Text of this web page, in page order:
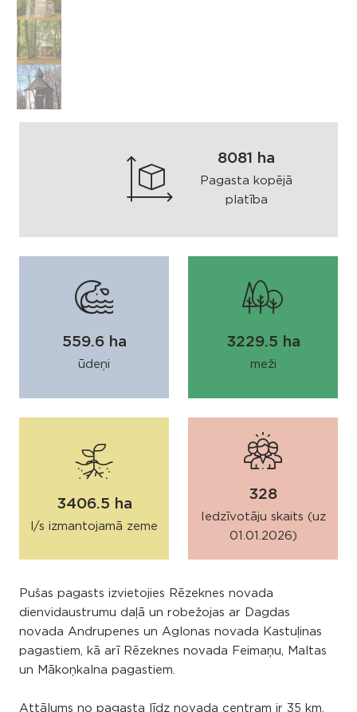
8081 ha
Pagasta kopējā
platība
559.6 ha
ūdeņi
3229.5 ha
meži
3406.5 ha
l/s izmantojamā zeme
328
Iedzīvotāju skaits (uz
01.01.2026)
Pušas pagasts izvietojies Rēzeknes novada
dienvidaustrumu daļā un robežojas ar Dagdas
novada Andrupenes un Aglonas novada Kastuļinas
pagastiem, kā arī Rēzeknes novada Feimaņu, Maltas
un Mākoņkalna pagastiem.
Attālums no pagasta līdz novada centram ir 35 km.